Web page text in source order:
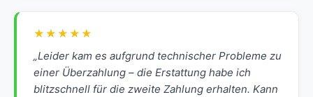
★★★★★
„Leider kam es aufgrund technischer Probleme zu
einer Überzahlung – die Erstattung habe ich
blitzschnell für die zweite Zahlung erhalten. Kann